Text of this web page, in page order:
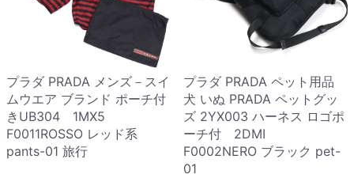
プラダ PRADA メンズ－スイ
ムウエア ブランド ポーチ付
きUB304 1MX5
F0011ROSSO レッド系
pants-01 旅行
プラダ PRADA ペット用品
犬 いぬ PRADA ペットグッ
ズ 2YX003 ハーネス ロゴポ
ーチ付 2DMI
F0002NERO ブラック pet-
01